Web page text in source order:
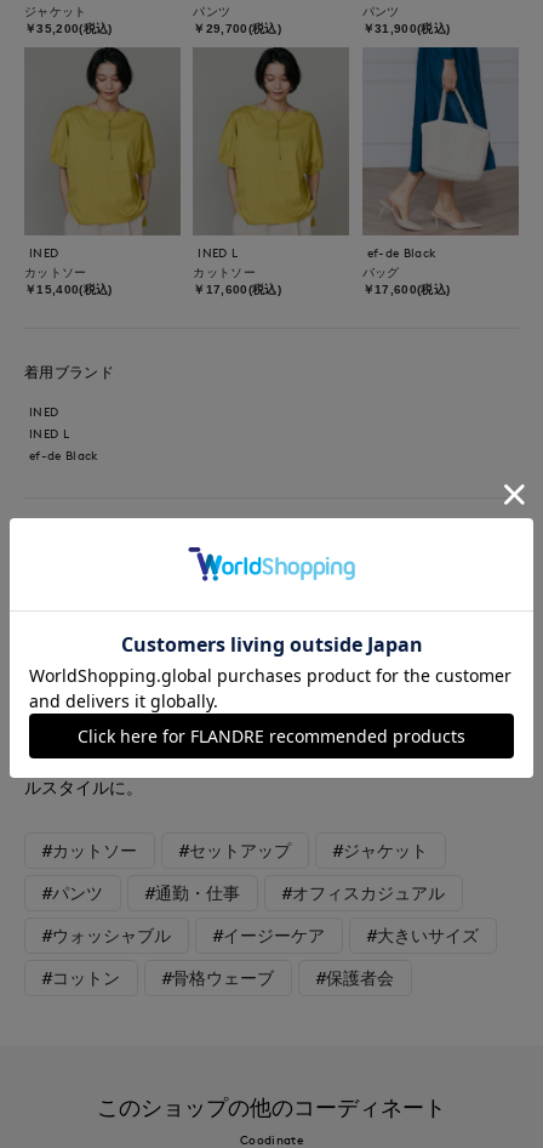
ジャケット
￥35,200(税込)
パンツ
￥29,700(税込)
パンツ
￥31,900(税込)
INED
カットソー
￥15,400(税込)
INED L
カットソー
￥17,600(税込)
ef-de Black
バッグ
￥17,600(税込)
着用ブランド
INED
INED L
ef-de Black
【着用サイズ】全て9号 【着用カラー】ジャケット・パンツ・バ
ッグ：ベージュ カットソー:イエロー 麻調セットアップに差し
ーサイズ過ぎないのでスッキリ着られるシルエットです。 シワ
になりにくくお洗濯OKで夏のお仕事コーデにぴったりです。 カ
ットソーはゆったり着られて、袖が長めなので二の腕もしっかり
隠れます。表面に艶を感じる生地なのでキレイめスタイリングも
もちろん、カジュアルに着てもラフになり過ぎず大人のカジュア
ルスタイルに。
#カットソー #セットアップ #ジャケット
#パンツ #通勤・仕事 #オフィスカジュアル
#ウォッシャブル #イージーケア #大きいサイズ
#コットン #骨格ウェーブ #保護者会
このショップの他のコーディネート
Coodinate